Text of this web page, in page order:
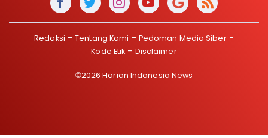
Redaksi Tentang Kami
Pedoman Media Siber
Kode Etik
Disclaimer
©2026 Harian Indonesia News